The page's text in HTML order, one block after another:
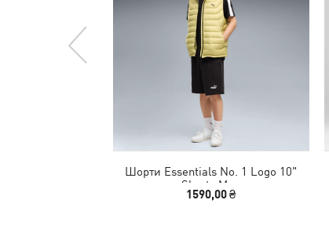
Шорти Essentials No. 1 Logo 10"
Shorts Men
1590,00 ₴